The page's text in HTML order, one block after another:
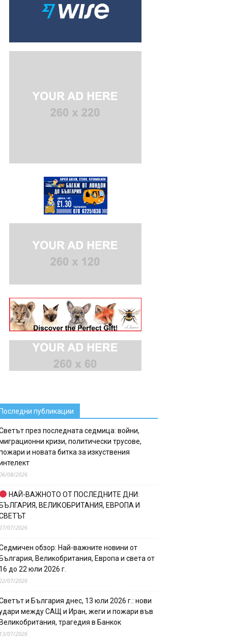
публикации
през последната седмица: войни,
кризи, политически трусове,
и новата битка за изкуствения
08/2026
НАЙ-ВАЖНОТО ОТ ПОСЛЕДНИТЕ ДНИ:
ВЕЛИКОБРИТАНИЯ, ЕВРОПА И
07/2026
обзор: Най-важните новини от
Великобритания, Европа и света от
до 22 юли 2026 г.
07/2026
и България днес, 13 юли 2026 г.: нови
между САЩ и Иран, жеги и пожари във
трагедия в Банкок
07/2026